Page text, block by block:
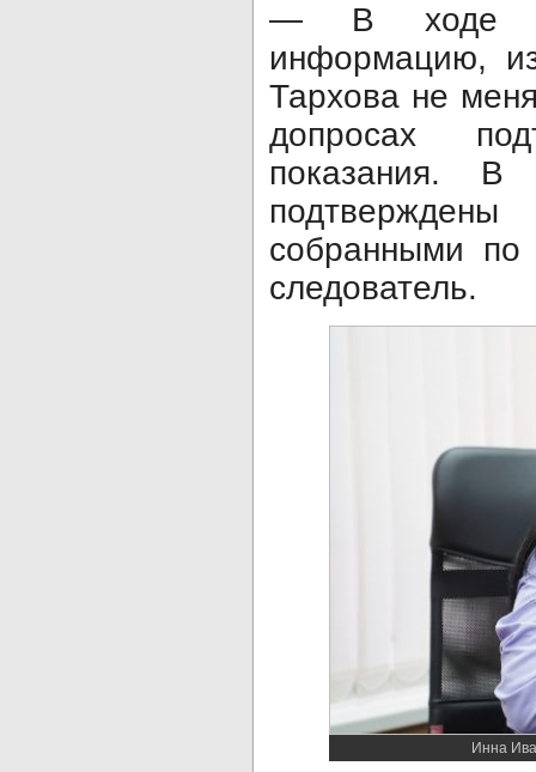
— В ходе
информацию,
Тархова не
допросах
показания.
собранными по
следователь.
Инна